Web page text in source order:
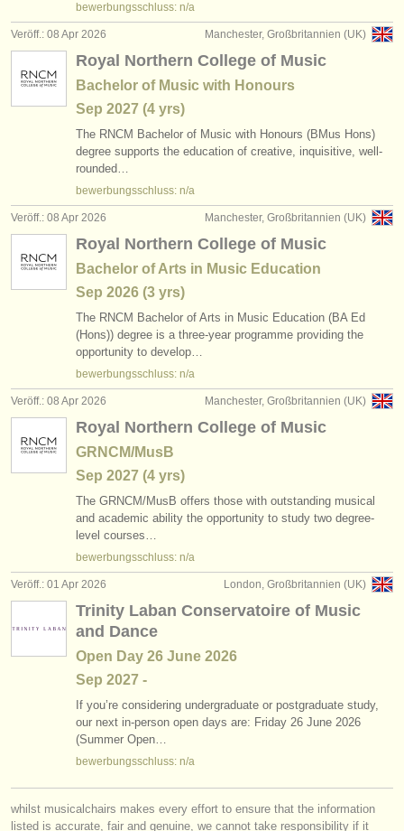
bewerbungsschluss: n/a
Manchester, Großbritannien (UK)
Veröff.: 08 Apr 2026
Royal Northern College of Music
Bachelor of Music with Honours
Sep 2027 (4 yrs)
The RNCM Bachelor of Music with Honours (BMus Hons)
degree supports the education of creative, inquisitive, well-
rounded…
bewerbungsschluss: n/a
Manchester, Großbritannien (UK)
Veröff.: 08 Apr 2026
Royal Northern College of Music
Bachelor of Arts in Music Education
Sep 2026 (3 yrs)
The RNCM Bachelor of Arts in Music Education (BA Ed
(Hons)) degree is a three-year programme providing the
opportunity to develop…
bewerbungsschluss: n/a
Manchester, Großbritannien (UK)
Veröff.: 08 Apr 2026
Royal Northern College of Music
GRNCM/MusB
Sep 2027 (4 yrs)
The GRNCM/MusB offers those with outstanding musical
and academic ability the opportunity to study two degree-
level courses…
bewerbungsschluss: n/a
London, Großbritannien (UK)
Veröff.: 01 Apr 2026
Trinity Laban Conservatoire of Music
and Dance
Open Day 26 June 2026
Sep 2027 -
If you’re considering undergraduate or postgraduate study,
our next in-person open days are: Friday 26 June 2026
(Summer Open…
bewerbungsschluss: n/a
whilst musicalchairs makes every effort to ensure that the information
listed is accurate, fair and genuine, we cannot take responsibility if it